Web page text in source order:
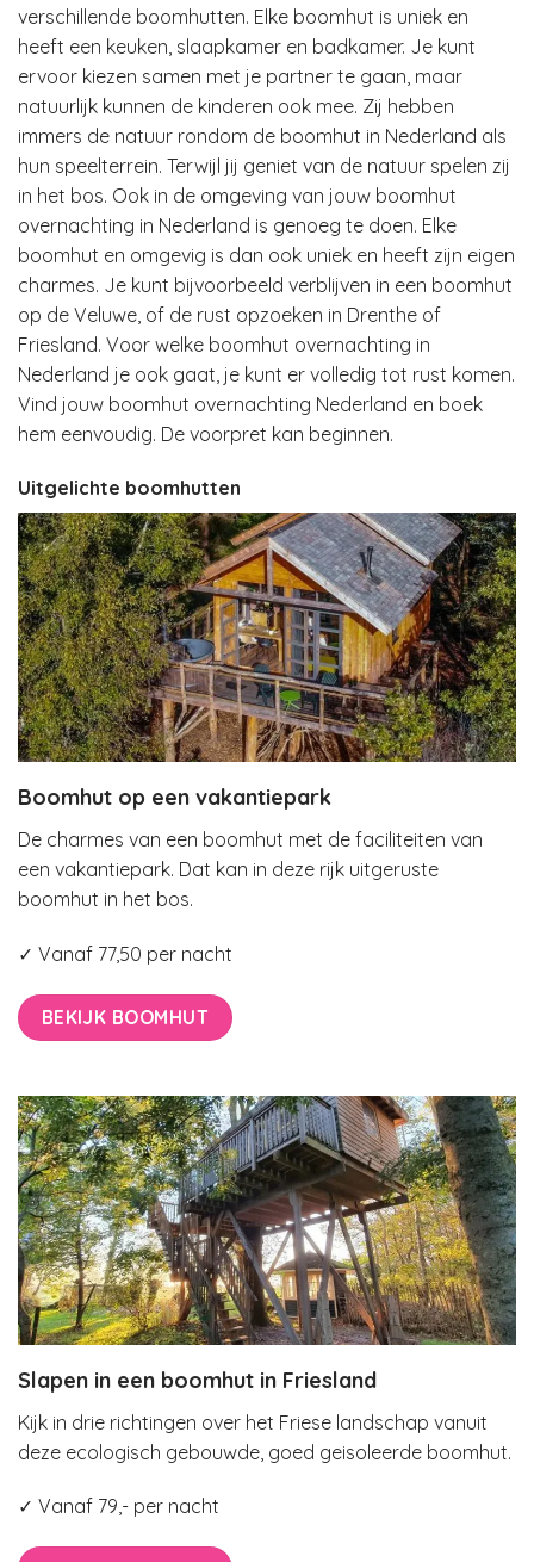
verschillende boomhutten. Elke boomhut is uniek en
heeft een keuken, slaapkamer en badkamer. Je kunt
ervoor kiezen samen met je partner te gaan, maar
natuurlijk kunnen de kinderen ook mee. Zij hebben
immers de natuur rondom de boomhut in Nederland als
hun speelterrein. Terwijl jij geniet van de natuur spelen zij
in het bos. Ook in de omgeving van jouw boomhut
overnachting in Nederland is genoeg te doen. Elke
boomhut en omgevig is dan ook uniek en heeft zijn eigen
charmes. Je kunt bijvoorbeeld verblijven in een boomhut
op de Veluwe, of de rust opzoeken in Drenthe of
Friesland. Voor welke boomhut overnachting in
Nederland je ook gaat, je kunt er volledig tot rust komen.
Vind jouw boomhut overnachting Nederland en boek
hem eenvoudig. De voorpret kan beginnen.
Uitgelichte boomhutten
Boomhut op een vakantiepark
De charmes van een boomhut met de faciliteiten van
een vakantiepark. Dat kan in deze rijk uitgeruste
boomhut in het bos.
✓ Vanaf 77,50 per nacht
BEKIJK BOOMHUT
Slapen in een boomhut in Friesland
Kijk in drie richtingen over het Friese landschap vanuit
deze ecologisch gebouwde, goed geisoleerde boomhut.
✓ Vanaf 79,- per nacht